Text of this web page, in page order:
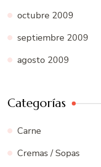
octubre 2009
septiembre 2009
agosto 2009
Categorías
Carne
Cremas / Sopas